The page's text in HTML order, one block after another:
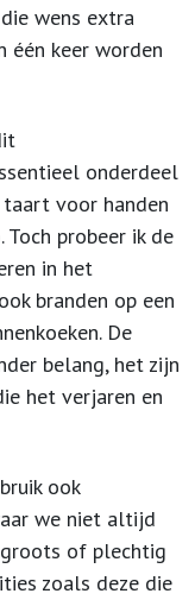
wens extra
één keer worden
onderdeel
voor handen
probeer ik de
in het
branden op een
De
belang, het zijn
het verjaren en
ook
we niet altijd
of plechtig
zoals deze die